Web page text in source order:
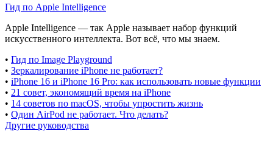
Гид по Apple Intelligence
Apple Intelligence — так Apple называет набор функций
искусственного интеллекта. Вот всё, что мы знаем.
• Гид по Image Playground
• Зеркалирование iPhone не работает?
• iPhone 16 и iPhone 16 Pro: как использовать новые функции
• 21 совет, экономящий время на iPhone
• 14 советов по macOS, чтобы упростить жизнь
• Один AirPod не работает. Что делать?
Другие руководства